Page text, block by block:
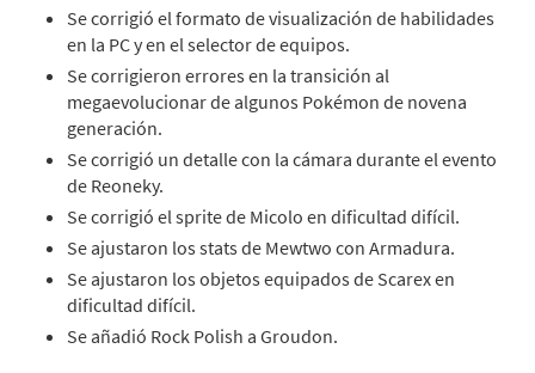
Se corrigió el formato de visualización de habilidades
en la PC y en el selector de equipos.
Se corrigieron errores en la transición al
megaevolucionar de algunos Pokémon de novena
generación.
Se corrigió un detalle con la cámara durante el evento
de Reoneky.
Se corrigió el sprite de Micolo en dificultad difícil.
Se ajustaron los stats de Mewtwo con Armadura.
Se ajustaron los objetos equipados de Scarex en
dificultad difícil.
Se añadió Rock Polish a Groudon.